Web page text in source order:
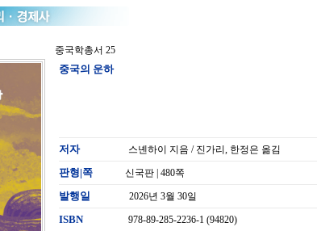
중국학총서 25
중국의 운하
저자 스녠하이 지음 / 진가리, 한정은 옮김
판형|쪽 신국판 | 480쪽
발행일 2026년 3월 30일
ISBN 978-89-285-2236-1 (94820)